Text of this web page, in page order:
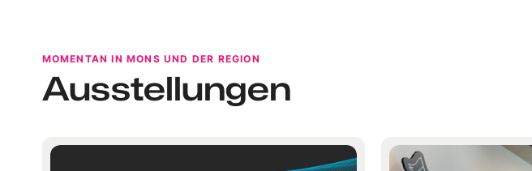
MOMENTAN IN MONS UND DER REGION
Ausstellungen